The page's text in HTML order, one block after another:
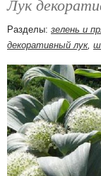
Лук
Разделы: зелень и
декоративный лук,